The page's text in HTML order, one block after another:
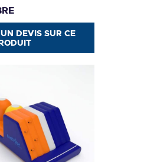
DEVIS SUR CE